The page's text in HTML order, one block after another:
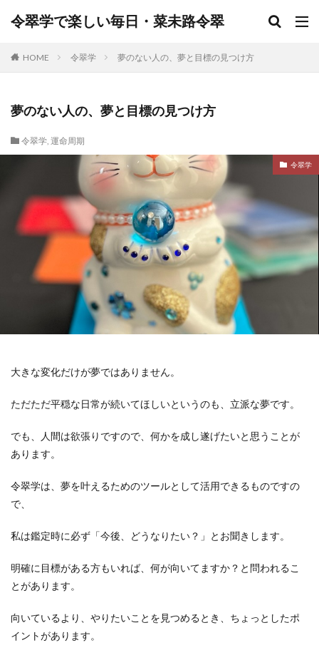
令翠学で楽しい毎日・菜未路令翠
HOME 令翠学 夢のない人の、夢と目標の見つけ方
夢のない人の、夢と目標の見つけ方
令翠学, 運命周期
令翠学
大きな変化だけが夢ではありません。
ただただ平穏な日常が続いてほしいというのも、立派な夢です。
でも、人間は欲張りですので、何かを成し遂げたいと思うことが
あります。
令翠学は、夢を叶えるためのツールとして活用できるものですの
で、
私は鑑定時に必ず「今後、どうなりたい？」とお聞きします。
明確に目標がある方もいれば、何が向いてますか？と問われるこ
とがあります。
向いているより、やりたいことを見つめるとき、ちょっとしたポ
イントがあります。